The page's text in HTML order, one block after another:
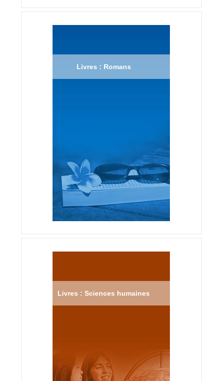
Livres : Romans
Livres : Sciences humaines